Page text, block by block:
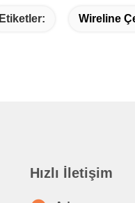
Etiketler: Wireline
Hızlı İletişim